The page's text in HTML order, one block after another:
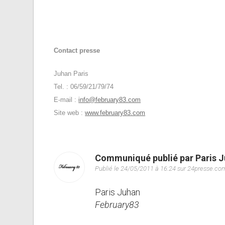
Contact presse
Juhan Paris
Tel. : 06/59/21/79/74
E-mail : info@february83.com
Site web :www.february83.com
Communiqué publié par Paris
Publié le 24/05/2011 à 16:24 sur
Paris Juhan
February83